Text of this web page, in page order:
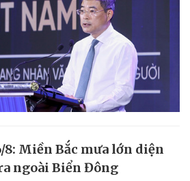
Miền Bắc mưa lớn diện
ngoài Biển Đông